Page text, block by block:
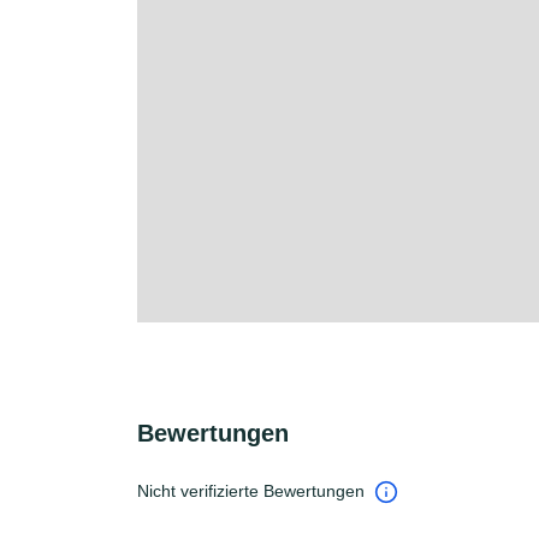
Bewertungen
Nicht verifizierte Bewertungen